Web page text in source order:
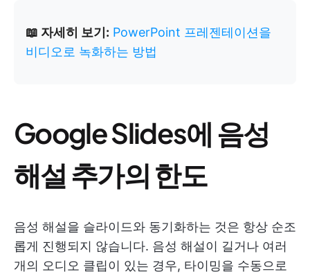
📖 자세히 보기: PowerPoint 프레젠테이션을
비디오로 녹화하는 방법
Google Slides에 음성
해설 추가의 한도
음성 해설을 슬라이드와 동기화하는 것은 항상 순조
롭게 진행되지 않습니다. 음성 해설이 길거나 여러
개의 오디오 클립이 있는 경우, 타이밍을 수동으로